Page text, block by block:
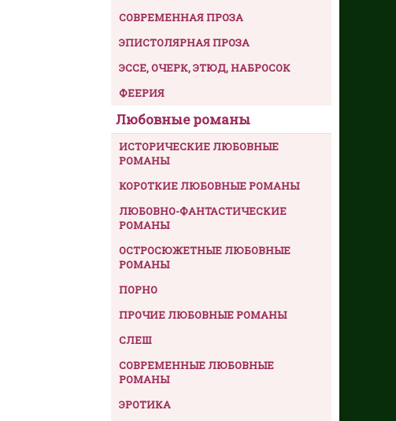
СОВРЕМЕННАЯ ПРОЗА
ЭПИСТОЛЯРНАЯ ПРОЗА
ЭССЕ, ОЧЕРК, ЭТЮД, НАБРОСОК
ФЕЕРИЯ
Любовные романы
ИСТОРИЧЕСКИЕ ЛЮБОВНЫЕ
РОМАНЫ
КОРОТКИЕ ЛЮБОВНЫЕ РОМАНЫ
ЛЮБОВНО-ФАНТАСТИЧЕСКИЕ
РОМАНЫ
ОСТРОСЮЖЕТНЫЕ ЛЮБОВНЫЕ
РОМАНЫ
ПОРНО
ПРОЧИЕ ЛЮБОВНЫЕ РОМАНЫ
СЛЕШ
СОВРЕМЕННЫЕ ЛЮБОВНЫЕ
РОМАНЫ
ЭРОТИКА